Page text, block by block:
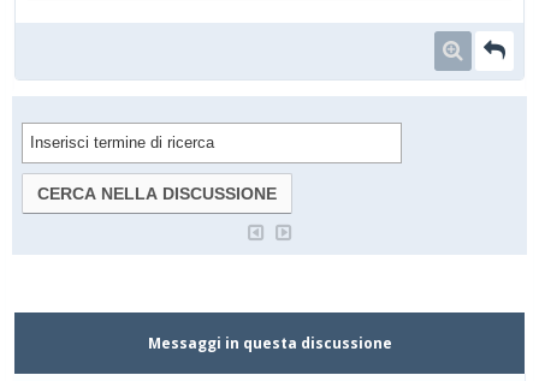
Messaggi in questa discussione